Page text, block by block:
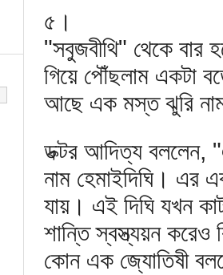
৫।
"সবুজবীথি" থেকে বার
গিয়ে পৌঁছলাম একটা
আছে এক মস্ত ঝুরি
ডক্টর আদিত্য বললেন,
নাম হেমাইদিঘি। এর
যায়। এই দিঘি যখন
শান্তি স্বস্ত্যয়ন
কোন এক জ্যোতিষী